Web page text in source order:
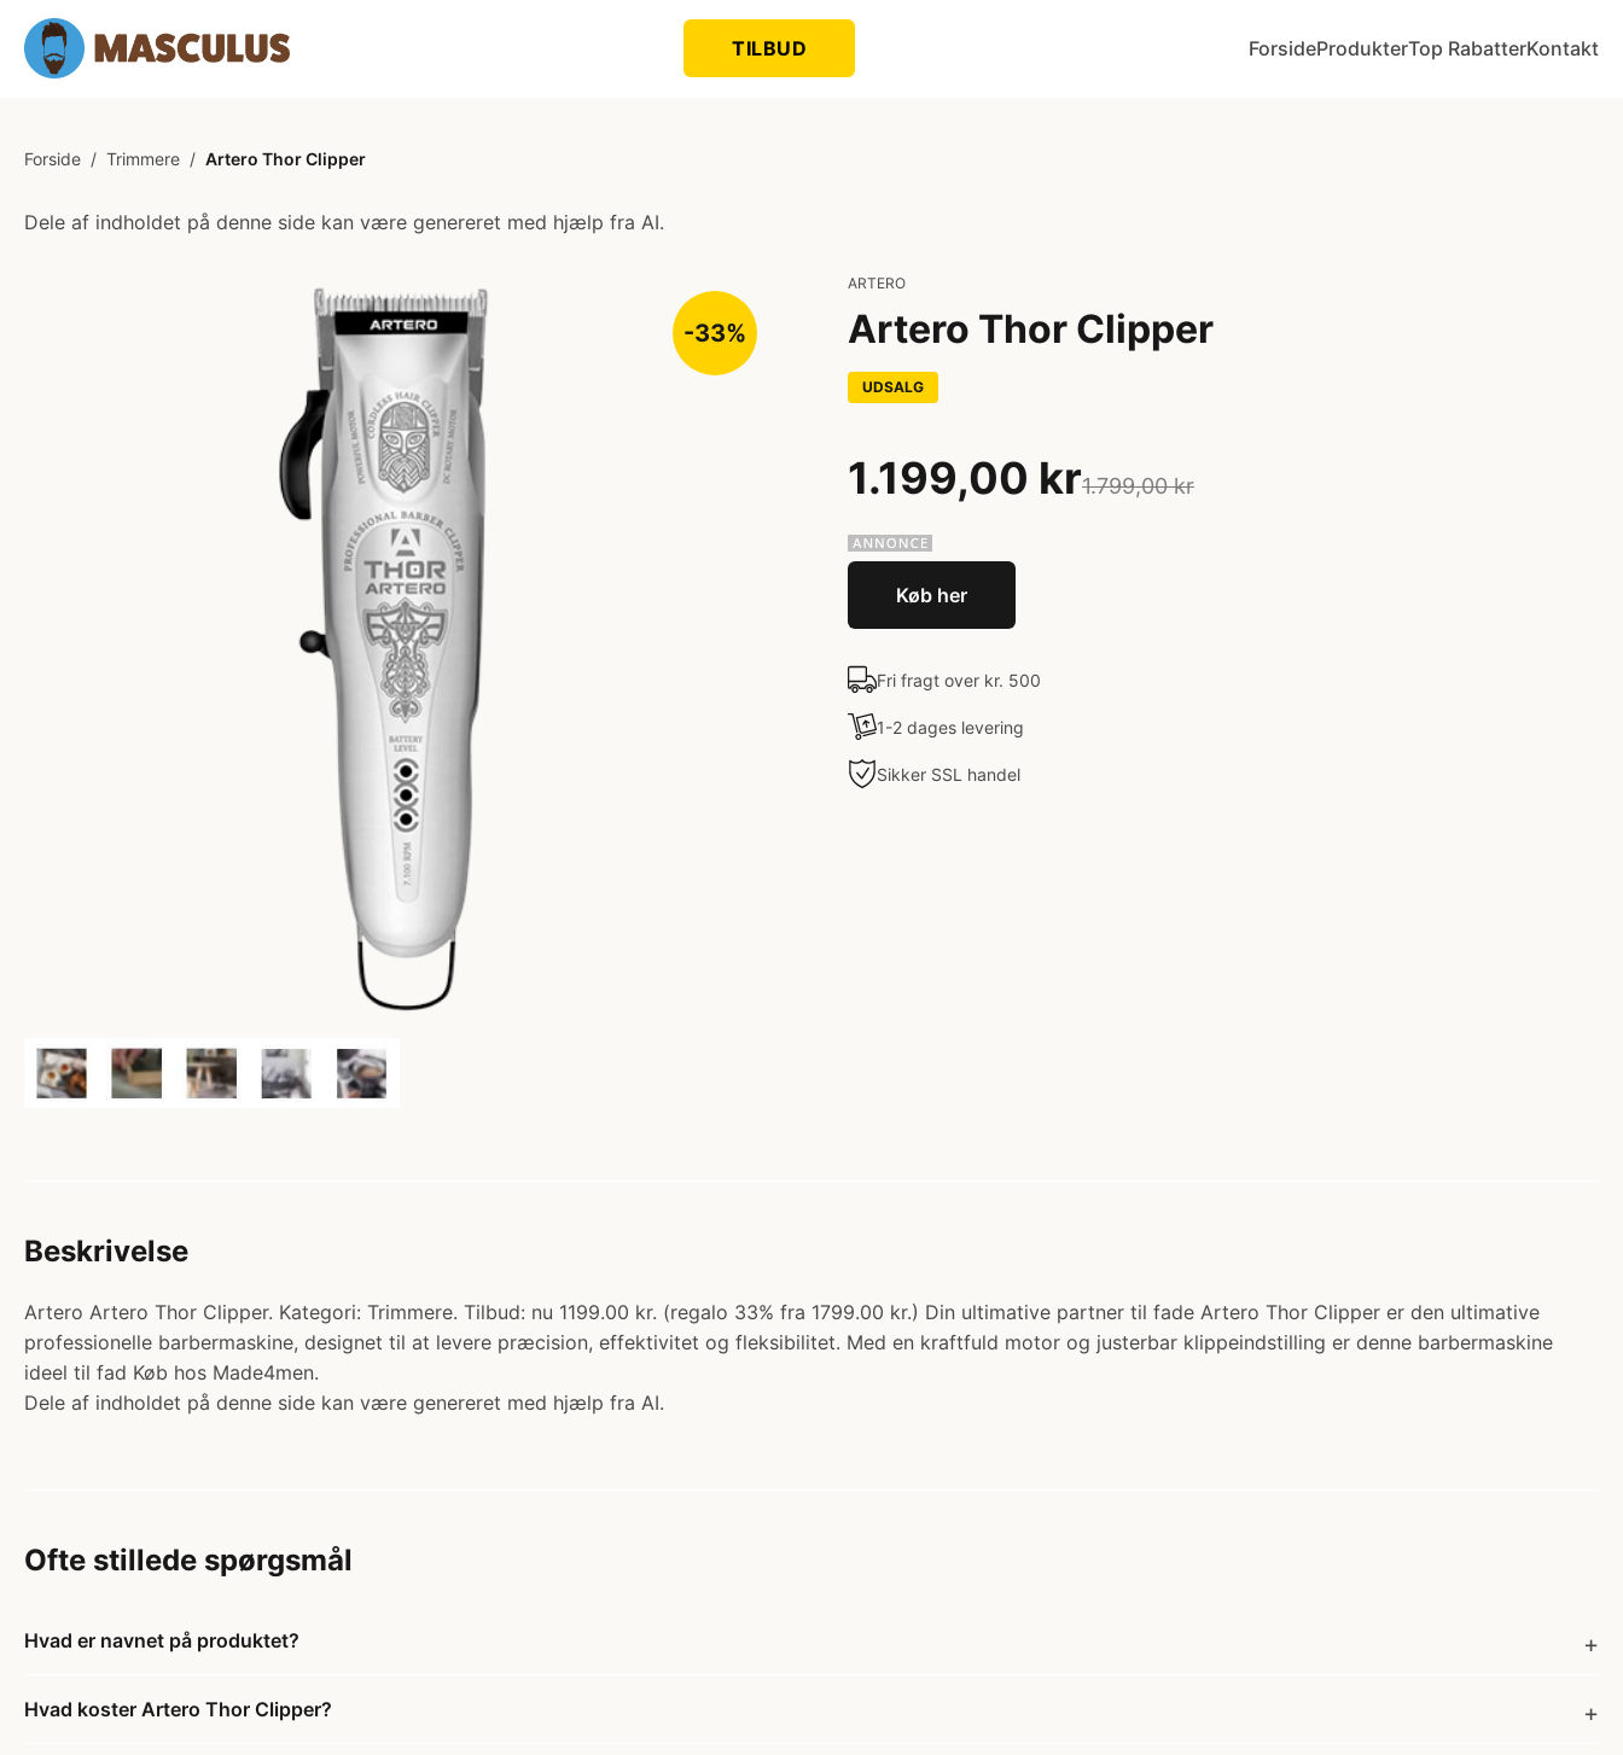
TILBUD ForsideProdukterTop RabatterKontakt
Forside / Trimmere / Artero Thor Clipper
Dele af indholdet på denne side kan være genereret med hjælp fra AI.
-33%
ARTERO
Artero Thor Clipper
UDSALG
1.199,00 kr1.799,00 kr
Køb her
Fri fragt over kr. 500
1-2 dages levering
Sikker SSL handel
Beskrivelse
Artero Artero Thor Clipper. Kategori: Trimmere. Tilbud: nu 1199.00 kr. (regalo 33% fra 1799.00 kr.) Din ultimative partner til fade Artero Thor Clipper er den ultimative
professionelle barbermaskine, designet til at levere præcision, effektivitet og fleksibilitet. Med en kraftfuld motor og justerbar klippeindstilling er denne barbermaskine
ideel til fad Køb hos Made4men.
Dele af indholdet på denne side kan være genereret med hjælp fra AI.
Ofte stillede spørgsmål
Hvad er navnet på produktet?
Hvad koster Artero Thor Clipper?